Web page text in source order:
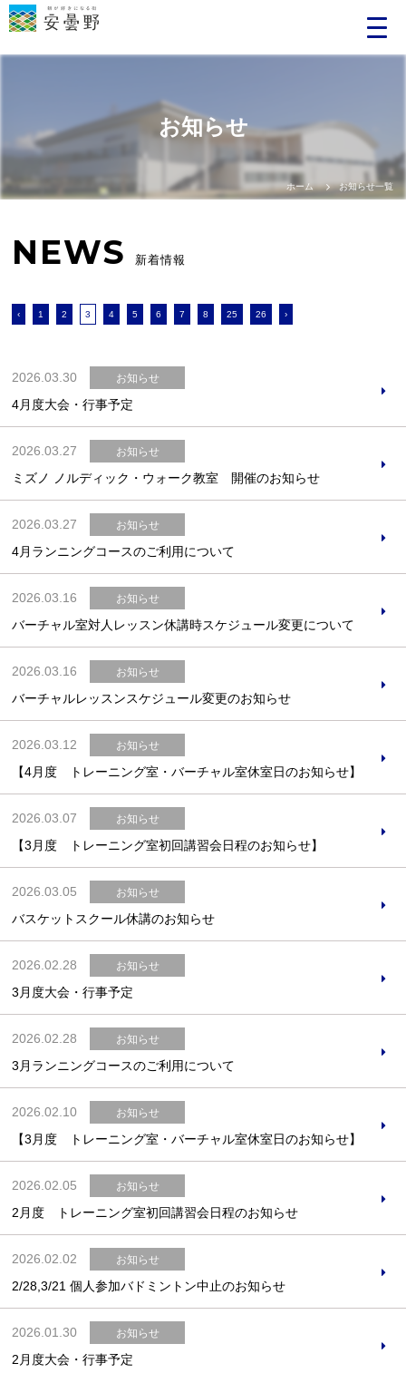
お知らせ
ホーム お知らせ一覧
NEWS 新着情報
‹ 1 2 3 4 5 6 7 8 25 26 ›
2026.03.30 お知らせ
4月度大会・行事予定
2026.03.27 お知らせ
ミズノ ノルディック・ウォーク教室 開催のお知らせ
2026.03.27 お知らせ
4月ランニングコースのご利用について
2026.03.16 お知らせ
バーチャル室対人レッスン休講時スケジュール変更について
2026.03.16 お知らせ
バーチャルレッスンスケジュール変更のお知らせ
2026.03.12 お知らせ
【4月度 トレーニング室・バーチャル室休室日のお知らせ】
2026.03.07 お知らせ
【3月度 トレーニング室初回講習会日程のお知らせ】
2026.03.05 お知らせ
バスケットスクール休講のお知らせ
2026.02.28 お知らせ
3月度大会・行事予定
2026.02.28 お知らせ
3月ランニングコースのご利用について
2026.02.10 お知らせ
【3月度 トレーニング室・バーチャル室休室日のお知らせ】
2026.02.05 お知らせ
2月度 トレーニング室初回講習会日程のお知らせ
2026.02.02 お知らせ
2/28,3/21 個人参加バドミントン中止のお知らせ
2026.01.30 お知らせ
2月度大会・行事予定